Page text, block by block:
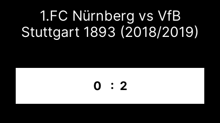
1.FC Nürnberg vs VfB
Stuttgart 1893 (2018/2019)
0 : 2